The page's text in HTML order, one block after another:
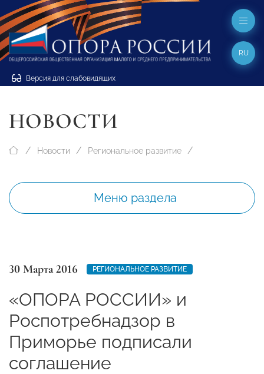
Версия для слабовидящих
RU
НОВОСТИ
Новости Региональное развитие
Меню раздела
30 Марта 2016 РЕГИОНАЛЬНОЕ РАЗВИТИЕ
«ОПОРА РОССИИ» и
Роспотребнадзор в
Приморье подписали
соглашение